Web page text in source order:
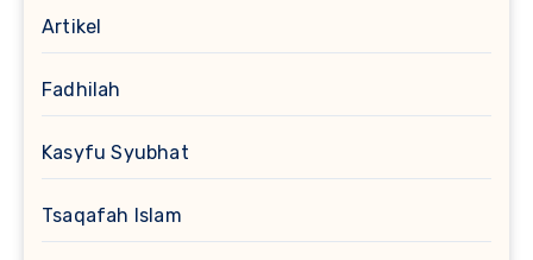
Artikel
Fadhilah
Kasyfu Syubhat
Tsaqafah Islam